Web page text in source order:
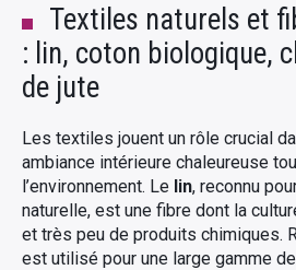
Textiles naturels et
: lin, coton biologique,
de jute
Les textiles jouent un rôle crucial
ambiance intérieure chaleureuse
l’environnement. Le lin, reconnu
naturelle, est une fibre dont la
et très peu de produits chimiques.
est utilisé pour une large gamme